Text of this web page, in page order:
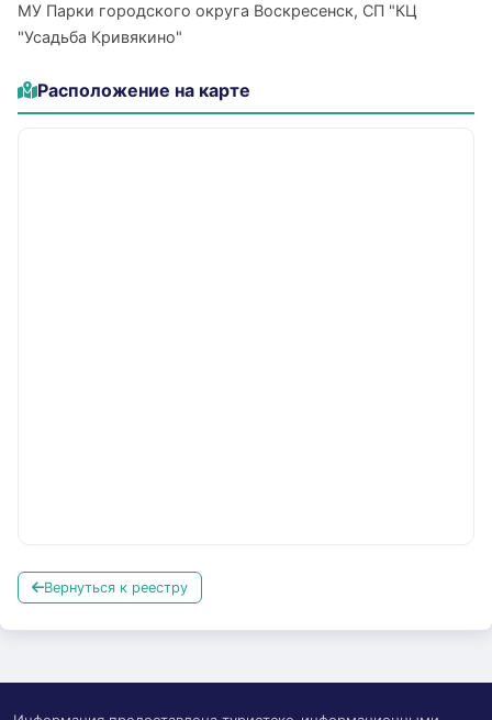
МУ Парки городского округа Воскресенск, СП "КЦ
"Усадьба Кривякино"
Расположение на карте
Вернуться к реестру